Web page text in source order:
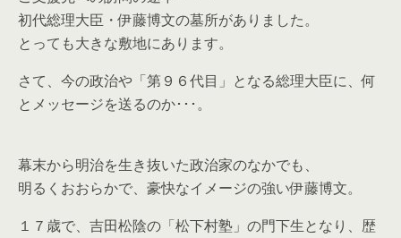
初代総理大臣・伊藤博文の墓所がありました。
とっても大きな敷地にあります。
さて、今の政治や「第９６代目」となる総理大臣に、何
とメッセージを送るのか･･･。
幕末から明治を生き抜いた政治家のなかでも、
明るくおおらかで、豪快なイメージの強い伊藤博文。
１７歳で、吉田松陰の「松下村塾」の門下生となり、歴